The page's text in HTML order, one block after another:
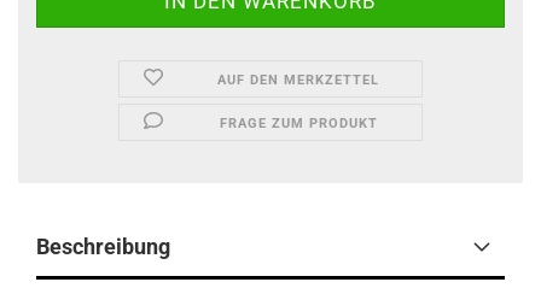
AUF DEN MERKZETTEL
FRAGE ZUM PRODUKT
Beschreibung